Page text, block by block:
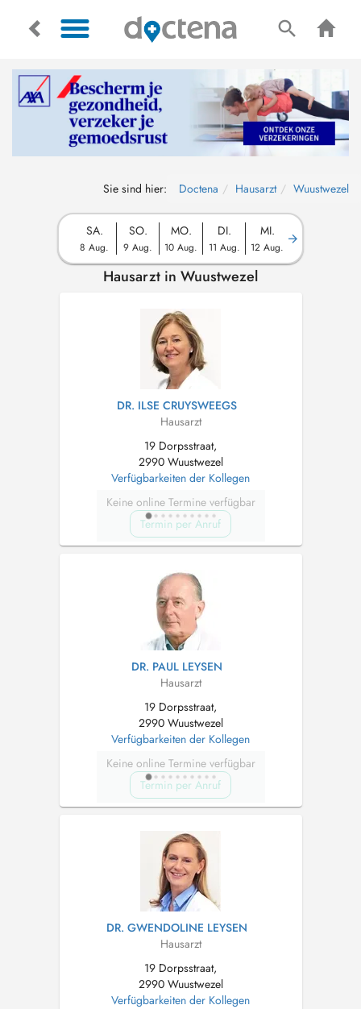
Sie sind hier: Doctena Hausarzt Wuustwezel
SA.
8 Aug.
SO.
9 Aug.
MO.
10 Aug.
DI.
11 Aug.
MI.
12 Aug.
Hausarzt in Wuustwezel
DR. ILSE CRUYSWEEGS
Hausarzt
19 Dorpsstraat,
2990 Wuustwezel
Verfügbarkeiten der Kollegen
Keine online Termine verfügbar
Termin per Anruf
DR. PAUL LEYSEN
Hausarzt
19 Dorpsstraat,
2990 Wuustwezel
Verfügbarkeiten der Kollegen
Keine online Termine verfügbar
Termin per Anruf
DR. GWENDOLINE LEYSEN
Hausarzt
19 Dorpsstraat,
2990 Wuustwezel
Verfügbarkeiten der Kollegen